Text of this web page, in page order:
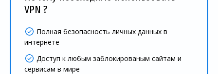
VPN ?
Полная безопасность личных данных в
интернете
Доступ к любым заблокированым сайтам и
сервисам в мире